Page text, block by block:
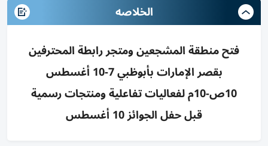
الخلاصه
فتح منطقة المشجعين ومتجر رابطة المحترفين
بقصر الإمارات بأبوظبي 7-10 أغسطس
10ص-10م لفعاليات تفاعلية ومنتجات رسمية
قبل حفل الجوائز 10 أغسطس